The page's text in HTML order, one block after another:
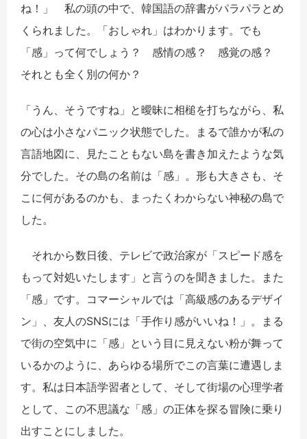
ね！」 私の頭の中で、韓国語の辞書がパラパラとめ
くられました。「おしゃれ」はわかります。でも
「感」って何でしょう？ 感情の感？ 感覚の感？
それとも全く別の何か？
「うん、そうですね」と曖昧に相槌を打ちながら、私
の心は小さなパニック状態でした。まるで誰かが私の
言語地図に、見たこともない島を書き加えたような気
分でした。その島の名前は「感」。形も大きさも、そ
こに何があるのかも、まったくわからない神秘の島で
した。
それから数日後、テレビで政治家が「スピード感を
もって対処いたします」と言うのを聞きました。また
「感」です。コマーシャルでは「高級感のあるデザイ
ン」、友人のSNSには「手作り感がいいね！」。まる
で街の空気中に「感」という目に見えない粉が舞って
いるかのように、あらゆる場所でこの言葉に遭遇しま
す。私は日本語学習者として、そして街場の心理学者
として、この不思議な「感」の正体を探る冒険に乗り
出すことにしました。